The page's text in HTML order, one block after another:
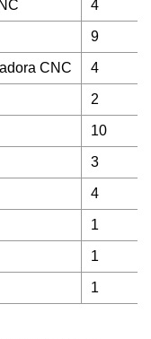
4
9
CNC 4
2
10
3
4
1
1
1